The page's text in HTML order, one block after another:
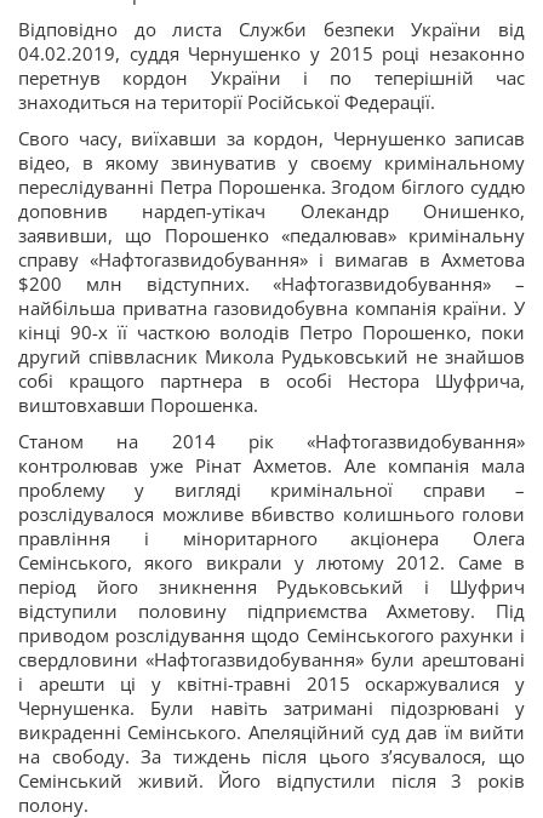
Відповідно до листа Служби безпеки України від
04.02.2019, суддя Чернушенко у 2015 році незаконно
перетнув кордон України і по теперішній час
знаходиться на території Російської Федерації.
Свого часу, виїхавши за кордон, Чернушенко записав
відео, в якому звинуватив у своєму кримінальному
переслідуванні Петра Порошенка. Згодом біглого суддю
доповнив нардеп-утікач Олекандр Онишенко,
заявивши, що Порошенко «педалював» кримінальну
справу «Нафтогазвидобування» і вимагав в Ахметова
$200 млн відступних. «Нафтогазвидобування» –
найбільша приватна газовидобувна компанія країни. У
кінці 90-х її часткою володів Петро Порошенко, поки
другий співвласник Микола Рудьковський не знайшов
собі кращого партнера в особі Нестора Шуфрича,
виштовхавши Порошенка.
Станом на 2014 рік «Нафтогазвидобування»
контролював уже Рінат Ахметов. Але компанія мала
проблему у вигляді кримінальної справи –
розслідувалося можливе вбивство колишнього голови
правління і міноритарного акціонера Олега
Семінського, якого викрали у лютому 2012. Саме в
період його зникнення Рудьковський і Шуфрич
відступили половину підприємства Ахметову. Під
приводом розслідування щодо Семінськогого рахунки і
свердловини «Нафтогазвидобування» були арештовані
і арешти ці у квітні-травні 2015 оскаржувалися у
Чернушенка. Були навіть затримані підозрювані у
викраденні Семінського. Апеляційний суд дав їм вийти
на свободу. За тиждень після цього з’ясувалося, що
Семінський живий. Його відпустили після 3 років
полону.